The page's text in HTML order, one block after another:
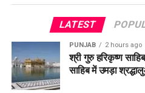
LATEST
PUNJAB 2 hours ago
श्री गुरु हरिकृष्ण
साहिब में उमड़ा